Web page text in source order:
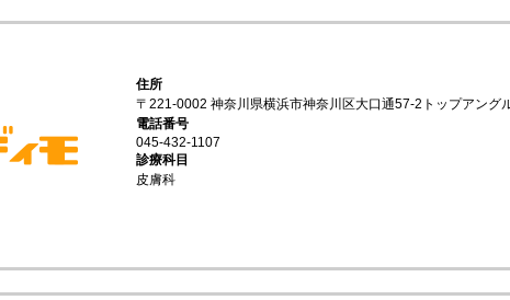
住所
〒221-0002 神奈川県横浜市神奈川区大口通57-2トップアング
電話番号
045-432-1107
診療科目
皮膚科